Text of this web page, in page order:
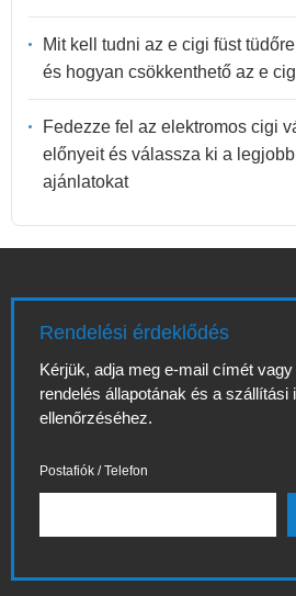
Mit kell tudni az e cigi füst
és hogyan csökkenthető az e
Fedezze fel az elektromos cigi
előnyeit és válassza ki a
ajánlatokat
Rendelési érdeklődés
Kérjük, adja meg e-mail címét
rendelés állapotának és a szállítási
ellenőrzéséhez.
Postafiók / Telefon